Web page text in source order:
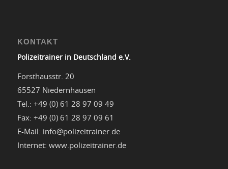
KONTAKT
Polizeitrainer in Deutschland e.V.
Forsthausstr. 20
65527 Niedernhausen
Tel.: +49 (0) 61 28 97 09 49
Fax: +49 (0) 61 28 97 09 61
E-Mail: info@polizeitrainer.de
Internet: www.polizeitrainer.de